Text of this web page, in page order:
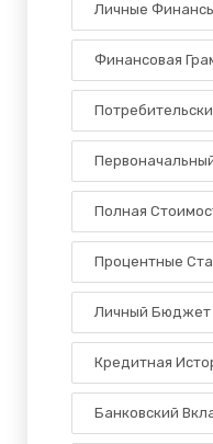
Личные
Финансовая
Полная
Процентные
Личный Бюджет
Кредитная
Банковский